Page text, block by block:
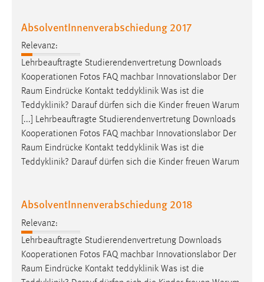
AbsolventInnenverabschiedung 2017
Relevanz:
Lehrbeauftragte Studierendenvertretung Downloads
Kooperationen Fotos FAQ machbar Innovationslabor Der
Raum Eindrücke Kontakt teddyklinik Was ist die
Teddyklinik? Darauf dürfen sich die Kinder freuen Warum
[...] Lehrbeauftragte Studierendenvertretung Downloads
Kooperationen Fotos FAQ machbar Innovationslabor Der
Raum Eindrücke Kontakt teddyklinik Was ist die
Teddyklinik? Darauf dürfen sich die Kinder freuen Warum
AbsolventInnenverabschiedung 2018
Relevanz:
Lehrbeauftragte Studierendenvertretung Downloads
Kooperationen Fotos FAQ machbar Innovationslabor Der
Raum Eindrücke Kontakt teddyklinik Was ist die
Conversion-Tracking
Cookie Laufzeit:
3 Monate
Facebook Pixel
Name:
_fbp
Anbieter:
Conversion-Tracking
Cookie Laufzeit:
3 Monate